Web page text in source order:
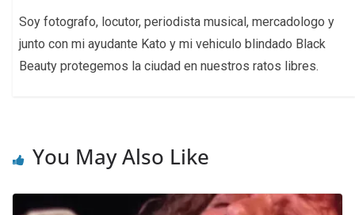
Soy fotografo, locutor, periodista musical, mercadologo y
junto con mi ayudante Kato y mi vehiculo blindado Black
Beauty protegemos la ciudad en nuestros ratos libres.
You May Also Like